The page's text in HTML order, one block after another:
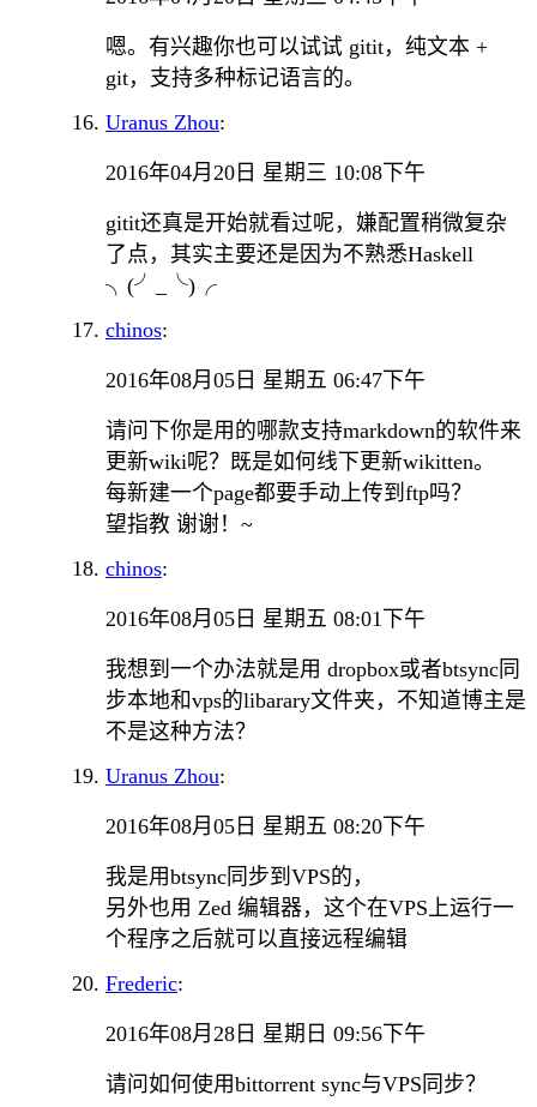
嗯。有兴趣你也可以试试 gitit，纯文本 +
git，支持多种标记语言的。
Uranus Zhou:
2016年04月20日 星期三 10:08下午
gitit还真是开始就看过呢，嫌配置稍微复杂
了点，其实主要还是因为不熟悉Haskell
╮(╯_╰)╭
chinos:
2016年08月05日 星期五 06:47下午
请问下你是用的哪款支持markdown的软件来
更新wiki呢？既是如何线下更新wikitten。
每新建一个page都要手动上传到ftp吗？
望指教 谢谢！~
chinos:
2016年08月05日 星期五 08:01下午
我想到一个办法就是用 dropbox或者btsync同
步本地和vps的libarary文件夹，不知道博主是
不是这种方法？
Uranus Zhou:
2016年08月05日 星期五 08:20下午
我是用btsync同步到VPS的，
另外也用 Zed 编辑器，这个在VPS上运行一
个程序之后就可以直接远程编辑
Frederic:
2016年08月28日 星期日 09:56下午
请问如何使用bittorrent sync与VPS同步？